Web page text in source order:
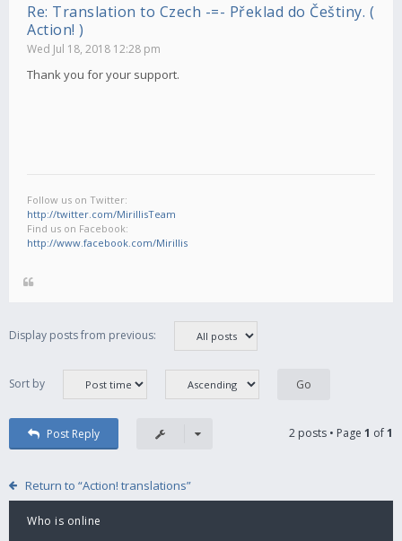
Re: Translation to Czech -=- Překlad do Češtiny. (
Action! )
Wed Jul 18, 2018 12:28 pm
Thank you for your support.
Follow us on Twitter:
http://twitter.com/MirillisTeam
Find us on Facebook:
http://www.facebook.com/Mirillis
Display posts from previous:
Sort by
Post Reply 2 posts • Page 1 of1
Return to “Action! translations”
Who is online